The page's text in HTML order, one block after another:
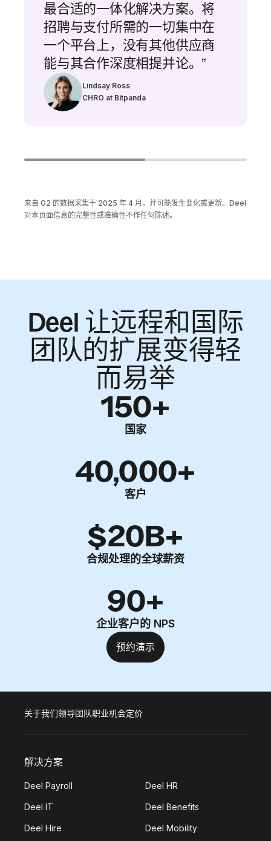
最合适的一体化解决方案。将
招聘与支付所需的一切集中在
一个平台上，没有其他供应商
能与其合作深度相提并论。”
Lindsay Ross
CHRO at Bitpanda
来自 G2 的数据采集于 2025 年 4 月，并可能发生变化或更新。Deel
对本页面信息的完整性或准确性不作任何陈述。
Deel 让远程和国际
团队的扩展变得轻
而易举
150+
国家
40,000+
客户
$20B+
合规处理的全球薪资
90+
企业客户的 NPS
预约演示
关于我们领导团队职业机会定价
解决方案
Deel Payroll Deel HR
Deel IT Deel Benefits
Deel Hire Deel Mobility